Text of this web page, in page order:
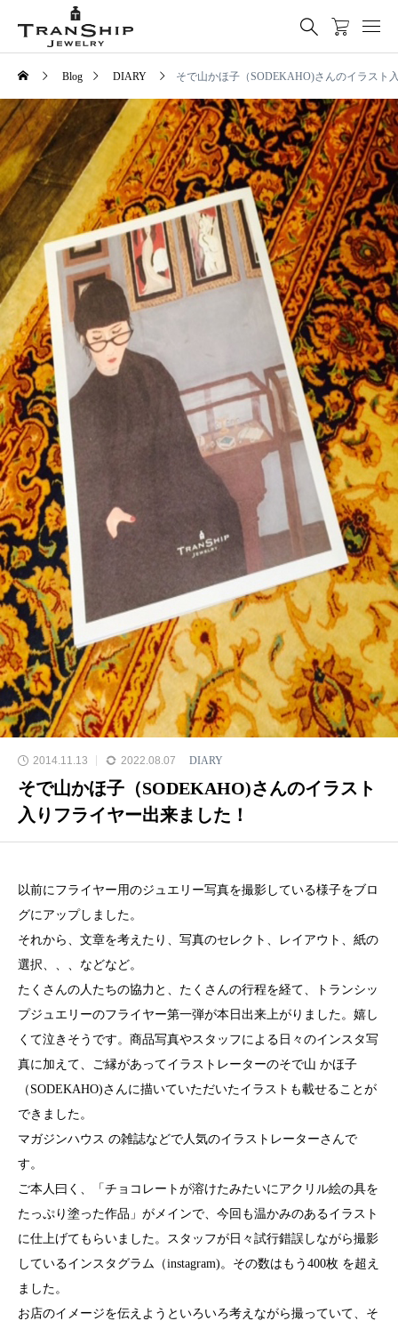
Blog DIARY そで山かほ子（SODEKAHO)さんのイラスト
2014.11.13 2022.08.07 DIARY
そで山かほ子（SODEKAHO)さんのイラスト
入りフライヤー出来ました！
以前にフライヤー用のジュエリー写真を撮影している様子をブロ
グにアップしました。
それから、文章を考えたり、写真のセレクト、レイアウト、紙の
選択、、、などなど。
たくさんの人たちの協力と、たくさんの行程を経て、トランシッ
プジュエリーのフライヤー第一弾が本日出来上がりました。嬉し
くて泣きそうです。商品写真やスタッフによる日々のインスタ写
真に加えて、ご縁があってイラストレーターのそで山 かほ子
（SODEKAHO)さんに描いていただいたイラストも載せることが
できました。
マガジンハウス の雑誌などで人気のイラストレーターさんで
す。
ご本人曰く、「チョコレートが溶けたみたいにアクリル絵の具を
たっぷり塗った作品」がメインで、今回も温かみのあるイラスト
に仕上げてもらいました。スタッフが日々試行錯誤しながら撮影
しているインスタグラム（instagram)。その数はもう400枚 を超え
ました。
お店のイメージを伝えようといろいろ考えながら撮っていて、そ